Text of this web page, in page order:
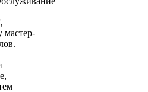
мастер-